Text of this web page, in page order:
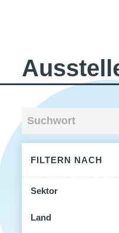
FILTERN NACH
Sektor
Land